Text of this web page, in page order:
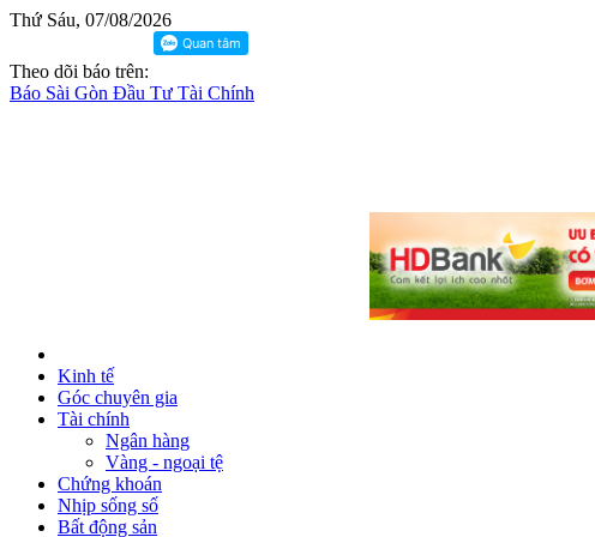
Thứ Sáu, 07/08/2026
Theo dõi báo trên:
Báo Sài Gòn Đầu Tư Tài Chính
Kinh tế
Góc chuyên gia
Tài chính
Ngân hàng
Vàng - ngoại tệ
Chứng khoán
Nhịp sống số
Bất động sản